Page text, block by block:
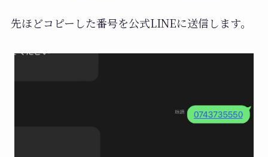
先ほどコピーした番号を公式LINEに送信します。